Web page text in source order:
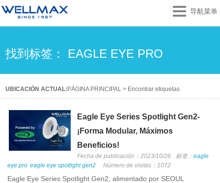
导航菜单
找到标签： EAGLE EYE PRO
UBICACIÓN ACTUAL: PÁGINA PRINCIPAL > Encontrar etiquetas
Eagle Eye Series Spotlight Gen2-
¡Forma Modular, Máximos
Beneficios!
Fecha de publicación：2023/10/26 标签： eagle
eye pro eagle eye spotlight gen2 Número de visitas：1072
Eagle Eye Series Spotlight Gen2, alimentado por SEOUL